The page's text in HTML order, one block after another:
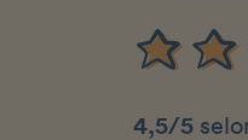
4,5/5